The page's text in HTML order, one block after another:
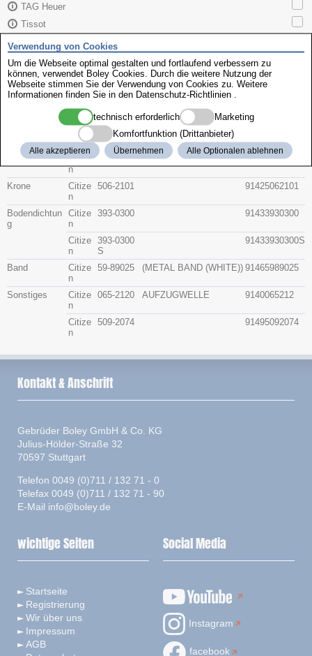
TAG Heuer
Tissot
Zenith
Citizen 4-280652
Gruppe HerstellerTeile-Nr. Beschreibung Artikel-Nr.
Glas
Citize
n
54-03961 Glas XAC311585
Krone
Citize
n
506-2101 91425062101
Bodendichtun
g
Citize
n
393-0300 91433930300
Citize
n
393-0300
S
91433930300S
Band
Citize
n
59-89025 (METAL BAND (WHITE)) 91465989025
Sonstiges
Citize
n
065-2120 AUFZUGWELLE 9140065212
Citize
n
509-2074 91495092074
Verwendung von Cookies
Um die Webseite optimal gestalten und fortlaufend verbessern zu
können, verwendet Boley Cookies. Durch die weitere Nutzung der
Webseite stimmen Sie der Verwendung von Cookies zu. Weitere
Informationen finden Sie in den Datenschutz-Richtlinien
technisch erforderlich
Marketing
Komfortfunktion (Drittanbieter)
Alle akzeptieren Übernehmen Alle Optionalen ablehnen
Kontakt & Anschrift
Gebrüder Boley GmbH & Co. KG
Julius-Hölder-Straße 32
70597 Stuttgart
Telefon 0049 (0)711 / 132 71 - 0
Telefax 0049 (0)711 / 132 71 - 90
E-Mail info@boley.de
wichtige Seiten
Startseite
Registrierung
Wir über uns
Impressum
AGB
Social Media
Instagram
facebook